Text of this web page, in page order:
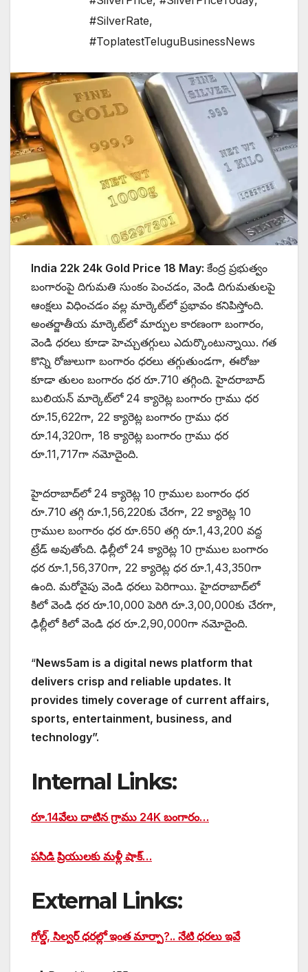
#SilverRate,
#ToplatestTeluguBusinessNews
India 22k 24k Gold Price 18 May: కేంద్ర ప్రభుత్వం
బంగారంపై దిగుమతి సుంకం పెంచడం, వెండి దిగుమతులపై
ఆంక్షలు విధించడం వల్ల మార్కెట్‌లో ప్రభావం కనిపిస్తోంది.
అంతర్జాతీయ మార్కెట్‌లో మార్పుల కారణంగా బంగారం,
వెండి ధరలు కూడా హెచ్చుతగ్గులు ఎదుర్కొంటున్నాయి. గత
కొన్ని రోజులుగా బంగారం ధరలు తగ్గుతుండగా, ఈరోజు
కూడా తులం బంగారం ధర రూ.710 తగ్గింది. హైదరాబాద్
బులియన్ మార్కెట్‌లో 24 క్యారెట్ల బంగారం గ్రాము ధర
రూ.15,622గా, 22 క్యారెట్ల బంగారం గ్రాము ధర
రూ.14,320గా, 18 క్యారెట్ల బంగారం గ్రాము ధర
రూ.11,717గా నమోదైంది.
హైదరాబాద్‌లో 24 క్యారెట్ల 10 గ్రాముల బంగారం ధర
రూ.710 తగ్గి రూ.1,56,220కు చేరగా, 22 క్యారెట్ల 10
గ్రాముల బంగారం ధర రూ.650 తగ్గి రూ.1,43,200 వద్ద
ట్రేడ్ అవుతోంది. ఢిల్లీలో 24 క్యారెట్ల 10 గ్రాముల బంగారం
ధర రూ.1,56,370గా, 22 క్యారెట్ల ధర రూ.1,43,350గా
ఉంది. మరోవైపు వెండి ధరలు పెరిగాయి. హైదరాబాద్‌లో
కిలో వెండి ధర రూ.10,000 పెరిగి రూ.3,00,000కు చేరగా,
ఢిల్లీలో కిలో వెండి ధర రూ.2,90,000గా నమోదైంది.
“News5am is a digital news platform that
delivers crisp and reliable updates. It
provides timely coverage of current affairs,
sports, entertainment, business, and
technology”.
Internal Links:
రూ.14వేలు దాటిన గ్రాము 24K బంగారం…
పసిడి ప్రియులకు మళ్లీ షాక్…
External Links:
గోల్డ్, సిల్వర్ ధరల్లో ఇంత మార్పా?.. నేటి ధరలు ఇవే